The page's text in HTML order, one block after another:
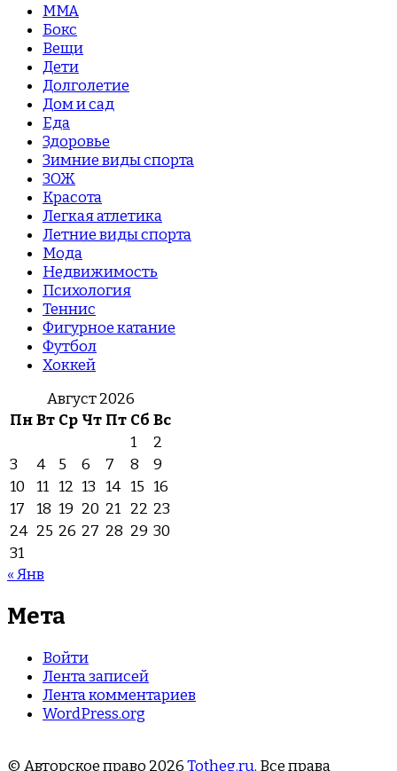
MMA
Бокс
Вещи
Дети
Долголетие
Дом и сад
Еда
Здоровье
Зимние виды спорта
ЗОЖ
Красота
Легкая атлетика
Летние виды спорта
Мода
Недвижимость
Психология
Теннис
Фигурное катание
Футбол
Хоккей
Август 2026
ПнВт Ср Чт Пт Сб Вс
1
2
3
4 5 6 7 8
9
10
11 12 13 14 15 16
17
18 19 20 21 22 23
24 25 26 27 28 29 30
31
« Янв
Мета
Войти
Лента записей
Лента комментариев
WordPress.org
© Авторское право 2026Totheg.ru. Все права